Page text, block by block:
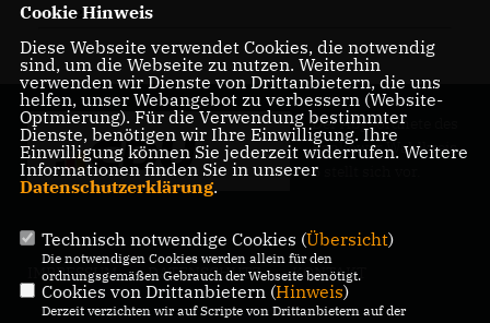
03.09.2021
Der Abgeordnete des
Pankower Wahlkreis
6 stellt sich vor.
IMPRESSUM DATENSCHUTZ KONTAKT
Cookie Hinweis
Diese Webseite verwendet Cookies, die notwendig
sind, um die Webseite zu nutzen. Weiterhin
verwenden wir Dienste von Drittanbietern, die uns
helfen, unser Webangebot zu verbessern (Website-
Optmierung). Für die Verwendung bestimmter
Dienste, benötigen wir Ihre Einwilligung. Ihre
Einwilligung können Sie jederzeit widerrufen. Weitere
Informationen finden Sie in unserer
Datenschutzerklärung.
Technisch notwendige Cookies (Übersicht)
Die notwendigen Cookies werden allein für den
ordnungsgemäßen Gebrauch der Webseite benötigt.
Cookies von Drittanbietern (Hinweis)
Derzeit verzichten wir auf Scripte von Drittanbietern auf der